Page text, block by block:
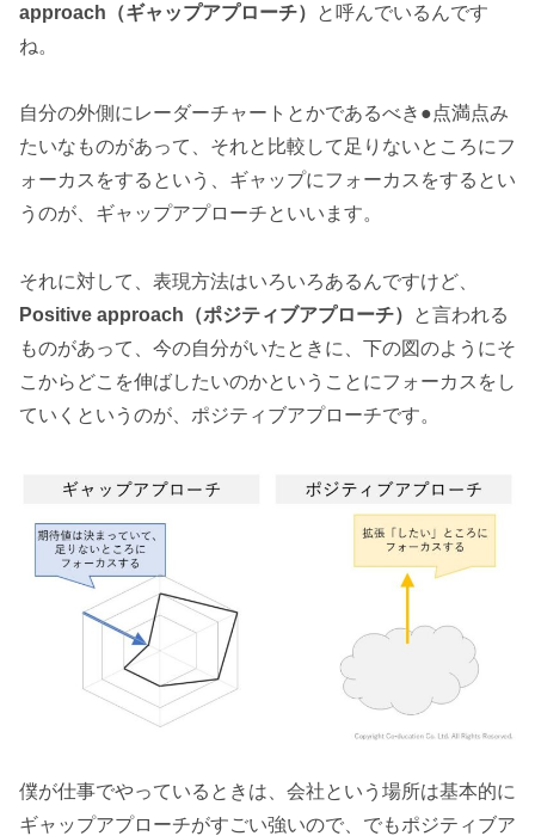
approach（ギャップアプローチ）
と呼んでいるんです
ね。
自分の外側にレーダーチャートとかであるべき●点満点み
たいなものがあって、それと比較して足りないところにフ
ォーカスをするという、ギャップにフォーカスをするとい
うのが、ギャップアプローチといいます。
それに対して、表現方法はいろいろあるんですけど、
Positive approach（ポジティブアプローチ）
と言われる
ものがあって、今の自分がいたときに、下の図のようにそ
こからどこを伸ばしたいのかということにフォーカスをし
ていくというのが、ポジティブアプローチです。
僕が仕事でやっているときは、会社という場所は基本的に
ギャップアプローチがすごい強いので、でもポジティブア